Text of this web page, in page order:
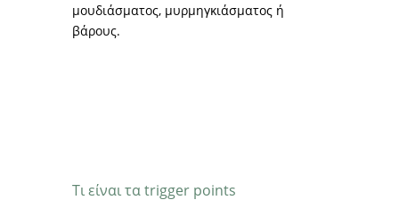
μουδιάσματος, μυρμηγκιάσματος ή
βάρους.
Τι είναι τα trigger points